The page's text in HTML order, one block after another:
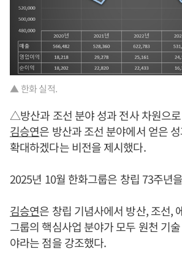
▲ 한화 실적.
△방산과 조선 분야 성과 전사 차원으
김승연은 방산과 조선 분야에서 얻은
확대하겠다는 비전을 제시했다.
2025년 10월 한화그룹은 창립 73주년
김승연은 창립 기념사에서 방산, 조선,
그룹의 핵심사업 분야가 모두 원천 기
야라는 점을 강조했다.